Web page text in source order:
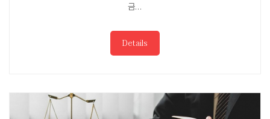
금…
Details